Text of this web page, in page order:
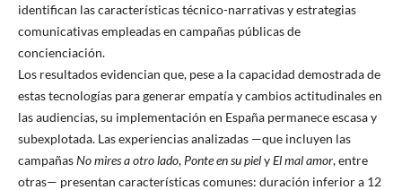
identifican las características técnico-narrativas y estrategias
comunicativas empleadas en campañas públicas de
concienciación.
Los resultados evidencian que, pese a la capacidad demostrada de
estas tecnologías para generar empatía y cambios actitudinales en
las audiencias, su implementación en España permanece escasa y
subexplotada. Las experiencias analizadas —que incluyen las
campañasNo mires a otro lado, Ponte en su pielyEl mal amor, entre
otras— presentan características comunes: duración inferior a 12